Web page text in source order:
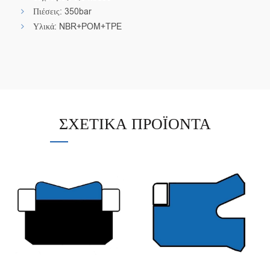
Πιέσεις: 350bar
Υλικά: NBR+POM+TPE
ΣΧΕΤΙΚΆ ΠΡΟΪΌΝΤΑ